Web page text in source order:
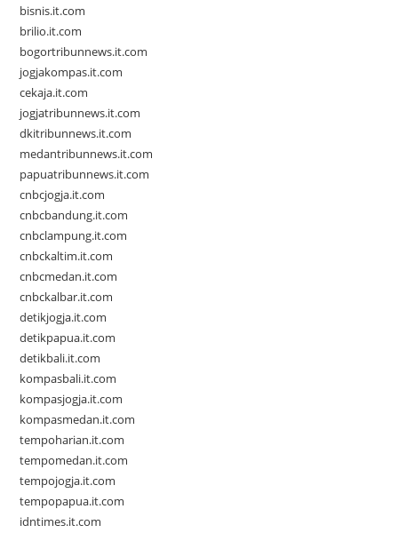
bisnis.it.com
brilio.it.com
bogortribunnews.it.com
jogjakompas.it.com
cekaja.it.com
jogjatribunnews.it.com
dkitribunnews.it.com
medantribunnews.it.com
papuatribunnews.it.com
cnbcjogja.it.com
cnbcbandung.it.com
cnbclampung.it.com
cnbckaltim.it.com
cnbcmedan.it.com
cnbckalbar.it.com
detikjogja.it.com
detikpapua.it.com
detikbali.it.com
kompasbali.it.com
kompasjogja.it.com
kompasmedan.it.com
tempoharian.it.com
tempomedan.it.com
tempojogja.it.com
tempopapua.it.com
idntimes.it.com